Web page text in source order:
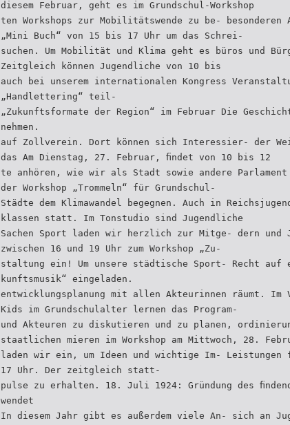
diesem Februar, geht es im Grundschul-Workshop
ten Workshops zur Mobilitätswende zu be-
„Mini Buch“ von 15 bis 17 Uhr um das Schrei-
suchen. Um Mobilität und Klima geht es büros und
Zeitgleich können Jugendliche von 10 bis
auch bei unserem internationalen Kongress
„Handlettering“ teil-
„Zukunftsformate der Region“ im Februar Die
nehmen.
auf Zollverein. Dort können sich Interessier- der
das Am Dienstag, 27. Februar, ﬁndet von 10 bis 12
te anhören, wie wir als Stadt sowie andere
der Workshop „Trommeln“ für Grundschul-
Städte dem Klimawandel begegnen. Auch in
klassen statt. Im Tonstudio sind Jugendliche
Sachen Sport laden wir herzlich zur Mitge- dern und
zwischen 16 und 19 Uhr zum Workshop „Zu-
staltung ein! Um unsere städtische Sport- Recht auf
kunftsmusik“ eingeladen.
entwicklungsplanung mit allen Akteurinnen räumt. Im
Kids im Grundschulalter lernen das Program-
und Akteuren zu diskutieren und zu planen,
staatlichen mieren im Workshop am Mittwoch, 28.
laden wir ein, um Ideen und wichtige Im- Leistungen
17 Uhr. Der zeitgleich statt-
pulse zu erhalten. 18. Juli 1924: Gründung des
wendet
In diesem Jahr gibt es außerdem viele An- sich an